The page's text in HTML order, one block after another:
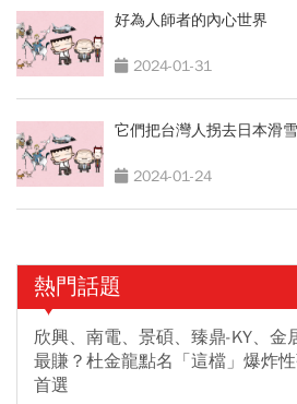
好為人師者的內心世界
2024-01-31
它們把台灣人拐去日本滑雪
2024-01-24
熱門話題
欣興、南電、景碩、臻鼎-KY、金
最賺？杜金龍點名「這檔」爆炸
首選